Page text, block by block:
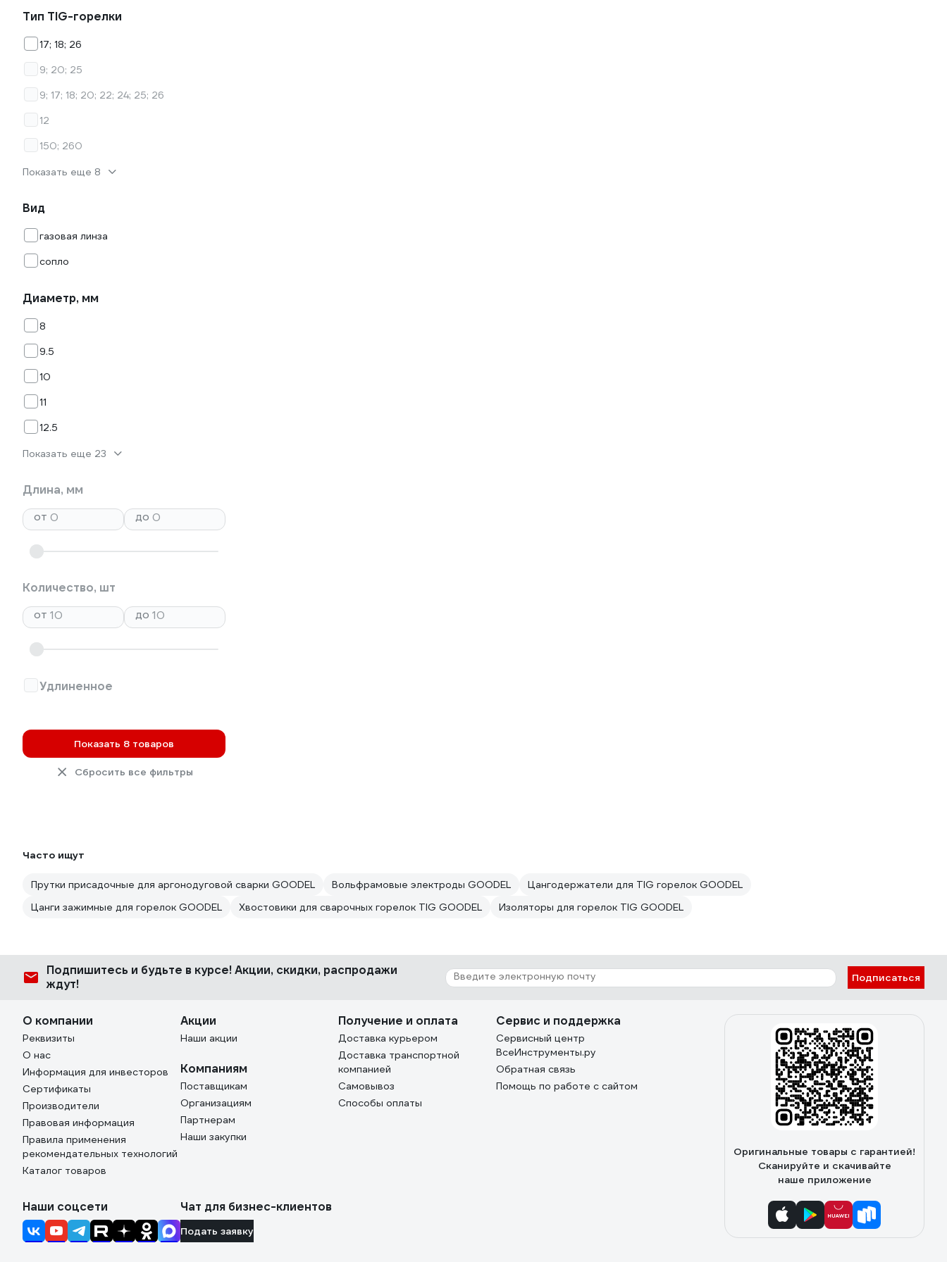
Тип TIG-горелки
17; 18; 26
9; 20; 25
9; 17; 18; 20; 22; 24; 25; 26
12
150; 260
Показать еще 8
Вид
газовая линза
сопло
Диаметр, мм
8
9.5
10
11
12.5
Показать еще 23
Длина, мм
от
до
Количество, шт
от
до
Удлиненное
Показать 8 товаров
Сбросить все фильтры
Часто ищут
Прутки присадочные для аргонодуговой сварки GOODEL Вольфрамовые электроды GOODEL
Цангодержатели для TIG горелок GOODEL
Цанги зажимные для горелок GOODEL
Хвостовики для сварочных горелок TIG GOODEL Изоляторы для горелок TIG GOODEL
Подпишитесь и будьте в курсе! Акции, скидки, распродажи
ждут!
Подписаться
О компании
Реквизиты
О нас
Информация для инвесторов
Сертификаты
Производители
Правовая информация
Правила применения
рекомендательных технологий
Каталог товаров
Акции
Наши акции
Компаниям
Поставщикам
Организациям
Партнерам
Наши закупки
Получение и оплата
Доставка курьером
Доставка транспортной
компанией
Самовывоз
Способы оплаты
Сервис и поддержка
Сервисный центр
ВсеИнструменты.ру
Обратная связь
Помощь по работе с сайтом
Оригинальные товары с гарантией!
Сканируйте и скачивайте
наше приложение
Наши соцсети Чат для бизнес-клиентов
Подать заявку